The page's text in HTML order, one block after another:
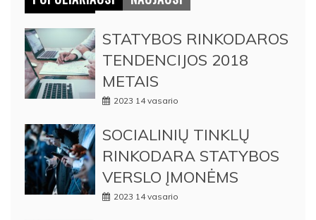
STATYBOS RINKODAROS
TENDENCIJOS 2018
METAIS
2023 14 vasario
SOCIALINIŲ TINKLŲ
RINKODARA STATYBOS
VERSLO ĮMONĖMS
2023 14 vasario